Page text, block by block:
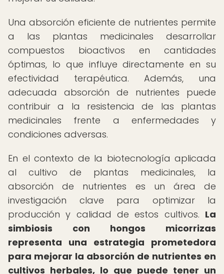
Una absorción eficiente de nutrientes permite
a las plantas medicinales desarrollar
compuestos bioactivos en cantidades
óptimas, lo que influye directamente en su
efectividad terapéutica. Además, una
adecuada absorción de nutrientes puede
contribuir a la resistencia de las plantas
medicinales frente a enfermedades y
condiciones adversas.
En el contexto de la biotecnología aplicada
al cultivo de plantas medicinales, la
absorción de nutrientes es un área de
investigación clave para optimizar la
producción y calidad de estos cultivos. La
simbiosis con hongos micorrizas
representa una estrategia prometedora
para mejorar la absorción de nutrientes en
cultivos herbales, lo que puede tener un